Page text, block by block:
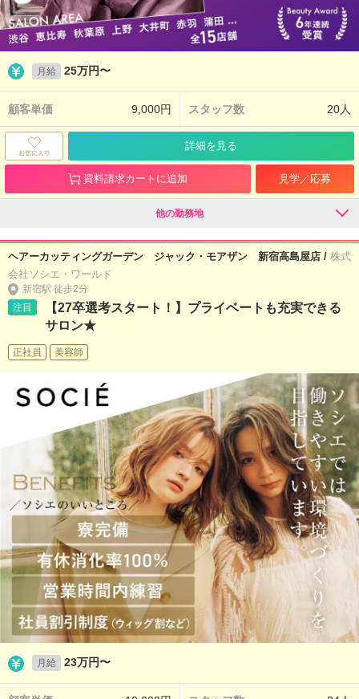
月給 25万円〜
顧客単価 9,000円 スタッフ数 20人
詳細を見る
資料請求カートに追加 見学／応募
他の勤務地
ヘアーカッティングガーデン ジャック・モアザン 新宿高島屋店 / 株式
会社ソシエ・ワールド
新宿駅 徒歩2分
注目
【27卒選考スタート！】プライベートも充実できる
サロン★
正社員 美容師
月給 23万円〜